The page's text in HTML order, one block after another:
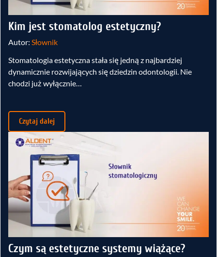
Kim jest stomatolog estetyczny?
Autor: Słownik
Stomatologia estetyczna stała się jedną z najbardziej
dynamicznie rozwijających się dziedzin odontologii. Nie
chodzi już wyłącznie…
Czytaj dalej
Czym są estetyczne systemy wiążące?